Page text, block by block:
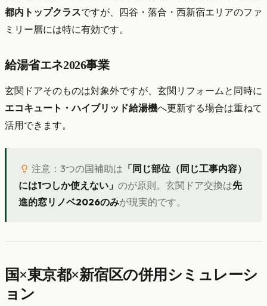
都内トップクラスですが、四谷・落合・西新宿エリアのファ
ミリー層には特に有効です。
給湯省エネ2026事業
玄関ドアそのものは対象外ですが、玄関リフォームと同時に
エコキュート・ハイブリッド給湯機へ更新する場合は重ねて
活用できます。
注意：3つの国補助は 「同じ部位（同じ工事内容）
には1つしか使えない」 のが原則。玄関ドア交換は先
進的窓リノベ2026のみが現実的です。
国×東京都×新宿区の併用シミュレーシ
ョン